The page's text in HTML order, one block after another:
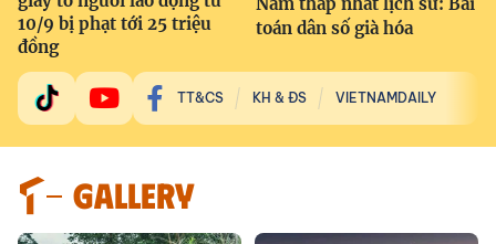
10/9 bị phạt tới 25 triệu
đồng
toán dân số già hóa
TT&CS KH & ĐS VIETNAMDAILY
GALLERY